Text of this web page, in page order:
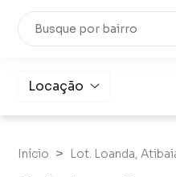
Locação
Início Lot. Loanda,